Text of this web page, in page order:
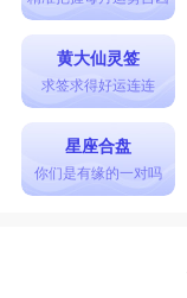
黄大仙灵签
求签求得好运连连
星座合盘
你们是有缘的一对吗